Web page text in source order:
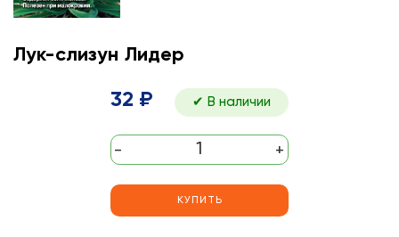
Лук-слизун Лидер
32 ₽ ✔ В наличии
- +
КУПИТЬ